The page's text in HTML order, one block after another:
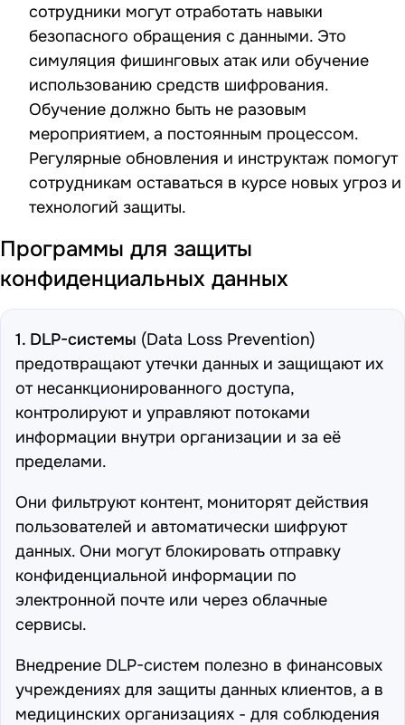
сотрудники могут отработать навыки
безопасного обращения с данными. Это
симуляция фишинговых атак или обучение
использованию средств шифрования.
Обучение должно быть не разовым
мероприятием, а постоянным процессом.
Регулярные обновления и инструктаж помогут
сотрудникам оставаться в курсе новых угроз и
технологий защиты.
Программы для защиты
конфиденциальных данных
1. DLP-системы (Data Loss Prevention)
предотвращают утечки данных и защищают их
от несанкционированного доступа,
контролируют и управляют потоками
информации внутри организации и за её
пределами.
Они фильтруют контент, мониторят действия
пользователей и автоматически шифруют
данных. Они могут блокировать отправку
конфиденциальной информации по
электронной почте или через облачные
сервисы.
Внедрение DLP-систем полезно в финансовых
учреждениях для защиты данных клиентов, а в
медицинских организациях - для соблюдения